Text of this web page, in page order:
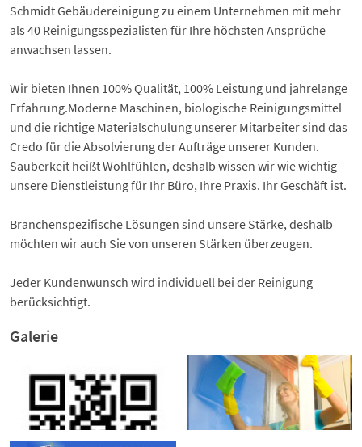
Schmidt Gebäudereinigung zu einem Unternehmen mit mehr
als 40 Reinigungsspezialisten für Ihre höchsten Ansprüche
anwachsen lassen.
Wir bieten Ihnen 100% Qualität, 100% Leistung und jahrelange
Erfahrung.Moderne Maschinen, biologische Reinigungsmittel
und die richtige Materialschulung unserer Mitarbeiter sind das
Credo für die Absolvierung der Aufträge unserer Kunden.
Sauberkeit heißt Wohlfühlen, deshalb wissen wir wie wichtig
unsere Dienstleistung für Ihr Büro, Ihre Praxis. Ihr Geschäft ist.
Branchenspezifische Lösungen sind unsere Stärke, deshalb
möchten wir auch Sie von unseren Stärken überzeugen.
Jeder Kundenwunsch wird individuell bei der Reinigung
berücksichtigt.
Galerie